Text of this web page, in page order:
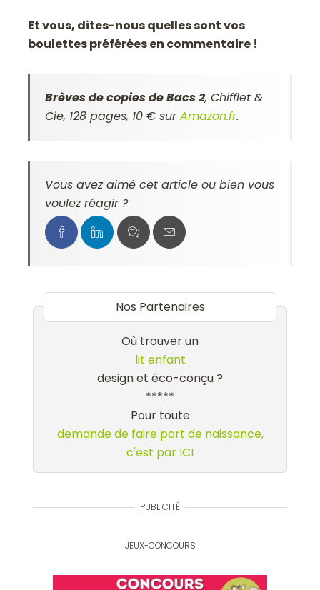
Et vous, dites-nous quelles sont vos
boulettes préférées en commentaire !
Brèves de copies de Bacs 2, Chifflet &
Cie, 128 pages, 10 € surAmazon.fr.
Vous avez aimé cet article ou bien vous
voulez réagir ?
Nos Partenaires
Où trouver un
lit enfant
design et éco-conçu ?
*****
Pour toute
demande de faire part de naissance,
c'est par ICI
PUBLICITÉ
JEUX-CONCOURS